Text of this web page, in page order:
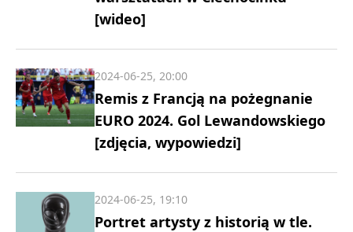
[wideo]
Remis z Francją na pożegnanie
EURO 2024. Gol Lewandowskiego
[zdjęcia, wypowiedzi]
2024-06-25, 20:00
Portret artysty z historią w tle.
2024-06-25, 19:10